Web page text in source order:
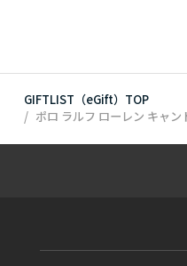
GIFTLIST（eGift）TOP
ポロ ラルフ ローレン キャ